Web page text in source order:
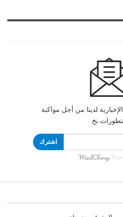
لدينا من أجل مواكبة
اشترك